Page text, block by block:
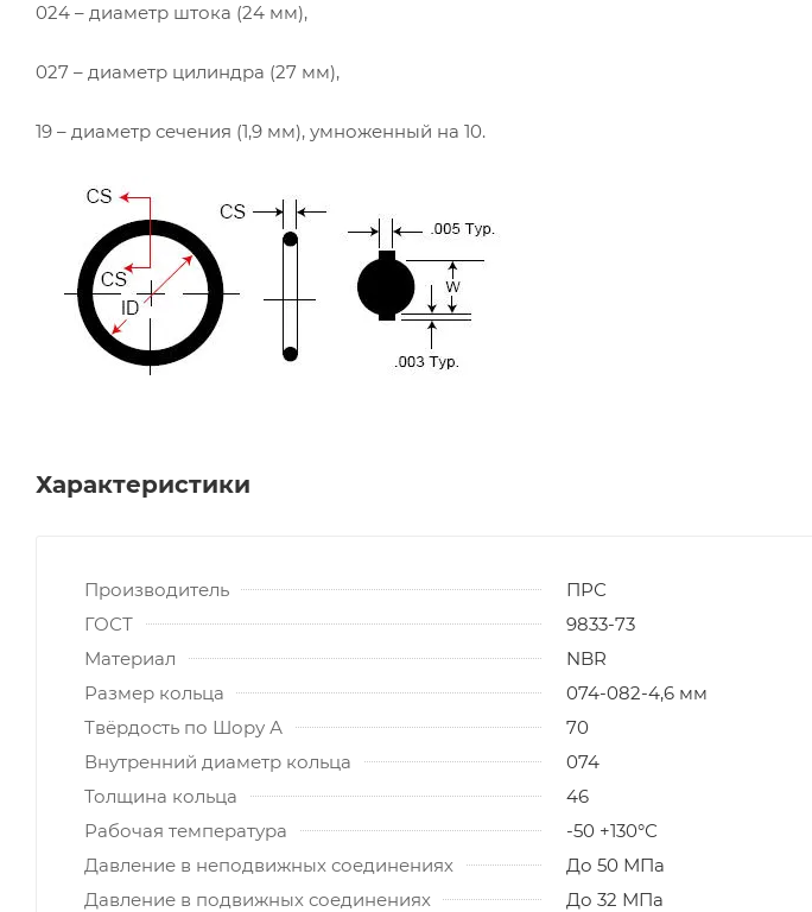
024 – диаметр штока (24 мм),
027 – диаметр цилиндра (27 мм),
19 – диаметр сечения (1,9 мм), умноженный на 10.
Характеристики
Производитель
ПРС
ГОСТ
9833-73
Материал
NBR
Размер кольца
074-082-4,6 мм
Твёрдость по Шору А
70
Внутренний диаметр кольца
074
Толщина кольца
46
Рабочая температура
-50 +130°С
Давление в неподвижных соединениях
До 50 МПа
Давление в подвижных соединениях
До 32 МПа